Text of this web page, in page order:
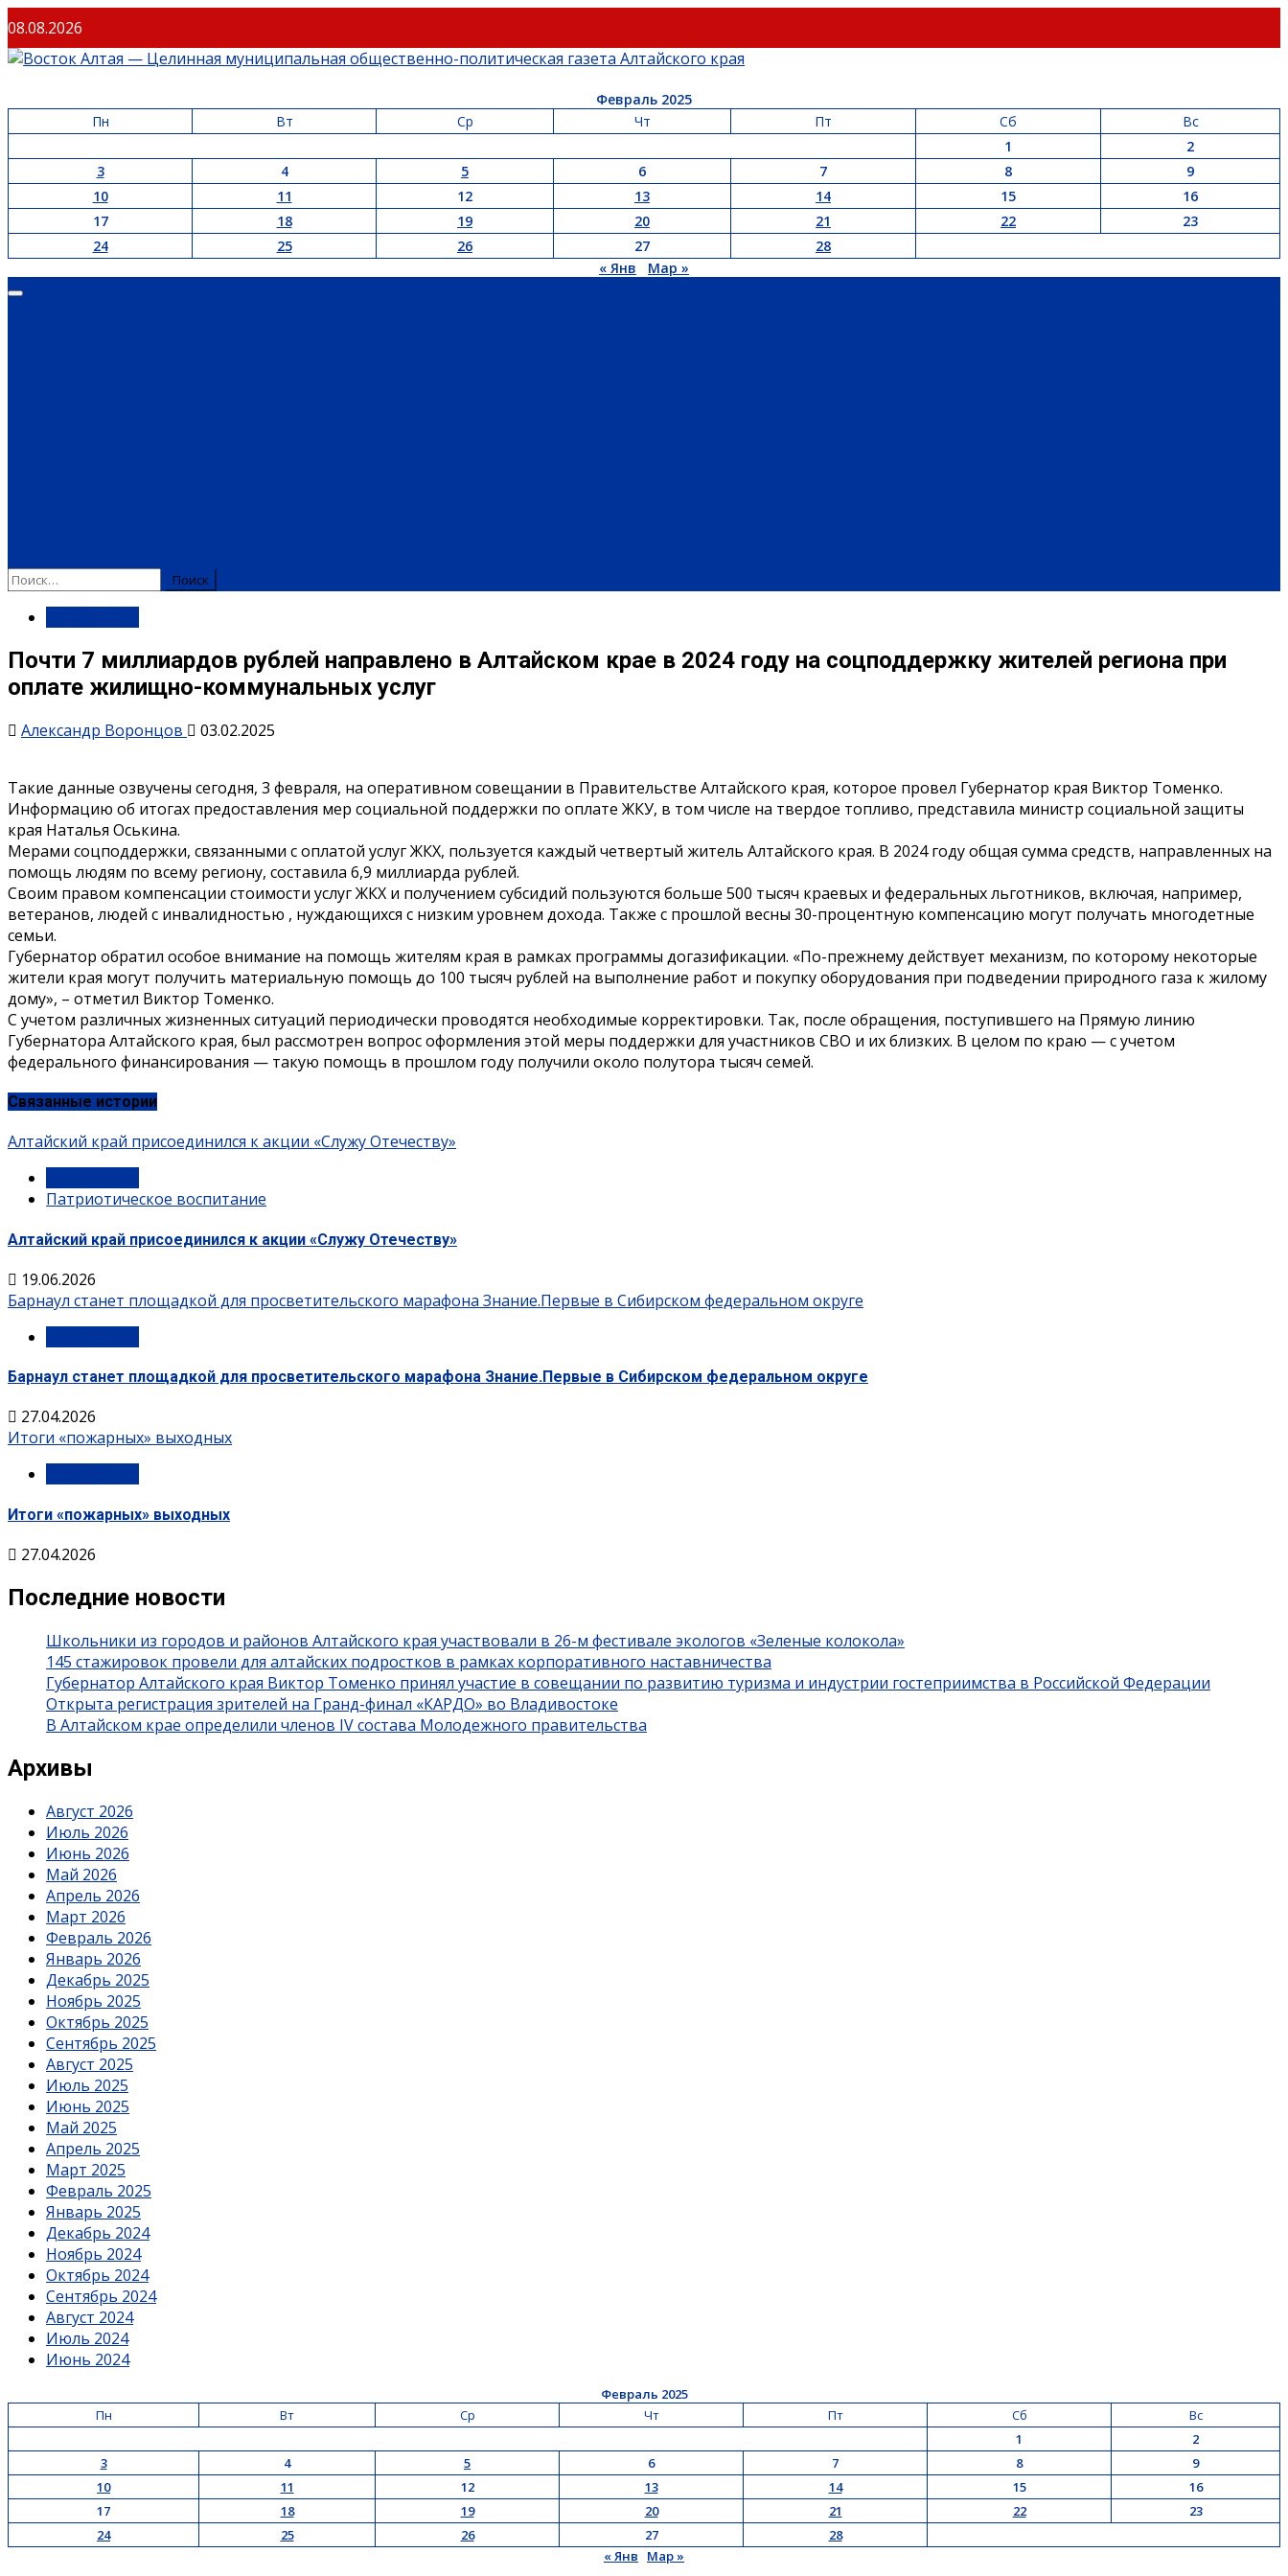
Перейти
к
содержимому
08.08.2026
Февраль 2025
Пн
Вт Ср Чт Пт Сб
Вс
1
2
3
4 5 6 7 8
9
10
11 12 13 14 15
16
17
18 19 20 21 22
23
24
25 26 27
28
« Янв
Мар »
Основное
Найти:
Почти 7 миллиардов рублей направлено в Алтайском крае в 2024 году на соцподдержку жителей региона при
оплате жилищно-коммунальных услуг
Александр Воронцов 03.02.2025
Такие данные озвучены сегодня, 3 февраля, на оперативном совещании в Правительстве Алтайского края, которое провел Губернатор края Виктор Томенко.
Информацию об итогах предоставления мер социальной поддержки по оплате ЖКУ, в том числе на твердое топливо, представила министр социальной защиты
края Наталья Оськина.
Мерами соцподдержки, связанными с оплатой услуг ЖКХ, пользуется каждый четвертый житель Алтайского края. В 2024 году общая сумма средств, направленных на
помощь людям по всему региону, составила 6,9 миллиарда рублей.
Своим правом компенсации стоимости услуг ЖКХ и получением субсидий пользуются больше 500 тысяч краевых и федеральных льготников, включая, например,
ветеранов, людей с инвалидностью , нуждающихся с низким уровнем дохода. Также с прошлой весны 30-процентную компенсацию могут получать многодетные
семьи.
Губернатор обратил особое внимание на помощь жителям края в рамках программы догазификации. «По-прежнему действует механизм, по которому некоторые
жители края могут получить материальную помощь до 100 тысяч рублей на выполнение работ и покупку оборудования при подведении природного газа к жилому
дому», – отметил Виктор Томенко.
С учетом различных жизненных ситуаций периодически проводятся необходимые корректировки. Так, после обращения, поступившего на Прямую линию
Губернатора Алтайского края, был рассмотрен вопрос оформления этой меры поддержки для участников СВО и их близких. В целом по краю — с учетом
федерального финансирования — такую помощь в прошлом году получили около полутора тысяч семей.
Связанные истории
Алтайский край присоединился к акции «Служу Отечеству»
Патриотическое воспитание
Алтайский край присоединился к акции «Служу Отечеству»
19.06.2026
Барнаул станет площадкой для просветительского марафона Знание.Первые в Сибирском федеральном округе
Барнаул станет площадкой для просветительского марафона Знание.Первые в Сибирском федеральном округе
27.04.2026
Итоги «пожарных» выходных
Итоги «пожарных» выходных
27.04.2026
Последние новости
Школьники из городов и районов Алтайского края участвовали в 26-м фестивале экологов «Зеленые колокола»
145 стажировок провели для алтайских подростков в рамках корпоративного наставничества
Губернатор Алтайского края Виктор Томенко принял участие в совещании по развитию туризма и индустрии гостеприимства в Российской Федерации
Открыта регистрация зрителей на Гранд-финал «КАРДО» во Владивостоке
В Алтайском крае определили членов IV состава Молодежного правительства
Архивы
Август 2026
Июль 2026
Июнь 2026
Май 2026
Апрель 2026
Март 2026
Февраль 2026
Январь 2026
Декабрь 2025
Ноябрь 2025
Октябрь 2025
Сентябрь 2025
Август 2025
Июль 2025
Июнь 2025
Май 2025
Апрель 2025
Март 2025
Февраль 2025
Январь 2025
Декабрь 2024
Ноябрь 2024
Октябрь 2024
Сентябрь 2024
Август 2024
Июль 2024
Июнь 2024
Февраль 2025
Пн
Вт Ср Чт Пт Сб
Вс
1
2
3
4 5 6 7 8
9
10
11 12 13 14 15
16
17
18 19 20 21 22
23
24
25 26 27
28
« Янв
Мар »